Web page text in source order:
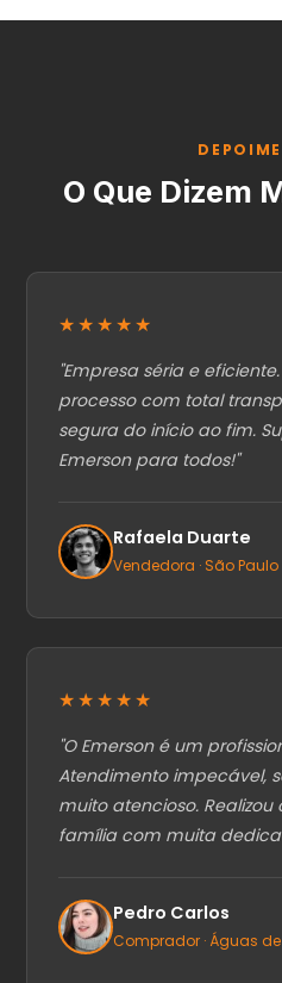
O Que Dizem
★★★★★
"Empresa séria e
processo com total
segura do início ao fim.
Emerson para todos!"
Rafaela Duarte
Vendedora · São Paulo
★★★★★
"O Emerson é um
Atendimento impecável,
muito atencioso. Realizou
família com muita
Pedro Carlos
Comprador · Águas